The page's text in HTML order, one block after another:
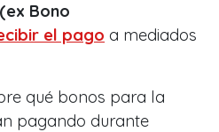
Bono
el pago a mediados
qué bonos para la
pagando durante